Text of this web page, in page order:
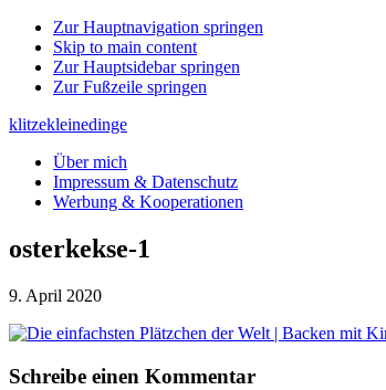
Zur Hauptnavigation springen
Skip to main content
Zur Hauptsidebar springen
Zur Fußzeile springen
klitzekleinedinge
Über mich
Impressum & Datenschutz
Werbung & Kooperationen
osterkekse-1
9. April 2020
Leser-
Schreibe einen Kommentar